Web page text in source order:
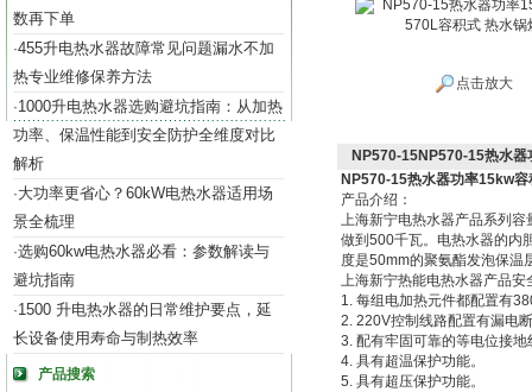
数再下单
·455升电热水器故障常见问题漏水不加
热专业维修保养方法
·1000升电热水器选购避坑指南：从加热
功率、保温性能到安全防护全维度对比
解析
·大功率更省心？60kW电热水器适用场
景全梳理
·选购60kw电热水器必看：参数解读与
避坑指南
·1500 升电热水器的日常维护要点，延
长设备使用寿命与制热效率
产品搜索
点击放大
NP570-15NP570-15热水
NP570-15热水器功率15kw
产品介绍：
上海新宁电热水器产品系列
做到500千瓦。电热水器的内
度是50mm的聚氨酯发泡保温
上海新宁热能电热水器产品安
1. 每组电加热元件都配置有
2. 220V控制线路配置有漏电
3. 配有牢固可靠的等电位接地
4. 具有超温保护功能。
5. 具有超压保护功能。